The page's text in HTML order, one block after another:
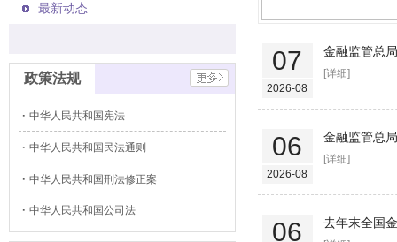
最新动态
政策法规
中华人民共和国宪法
中华人民共和国民法通则
中华人民共和国刑法修正案
中华人民共和国公司法
07
2026-08
金融监管总
[详细]
06
2026-08
金融监管总
[详细]
06 去年末全国